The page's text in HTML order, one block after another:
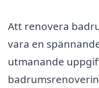
Att renovera
vara en
utmanande